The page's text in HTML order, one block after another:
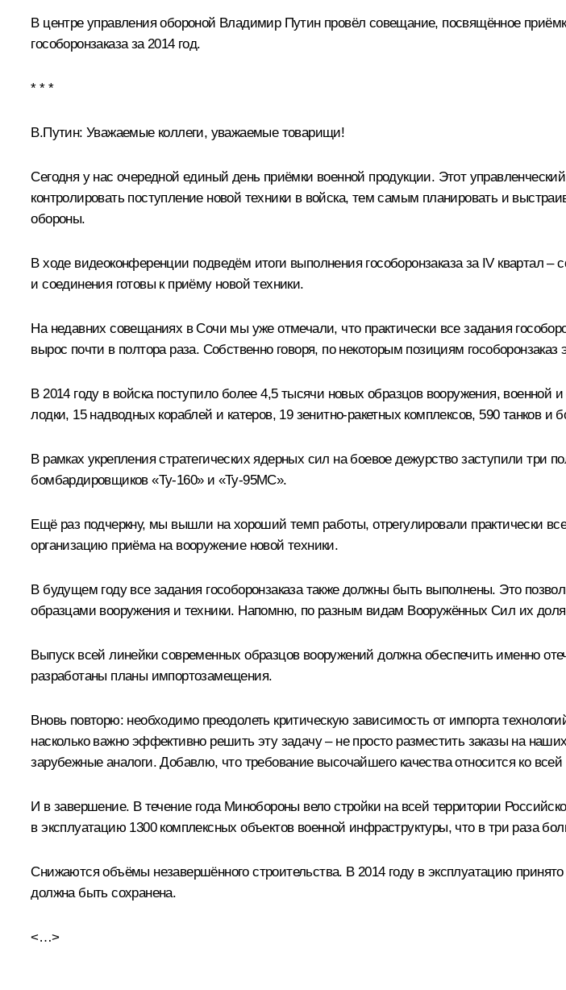
В центре управления обороной Владимир Путин провёл совещание, посвящённое
гособоронзаказа за 2014 год.
* * *
В.Путин: Уважаемые коллеги, уважаемые товарищи!
Сегодня у нас очередной единый день приёмки военной продукции. Этот
контролировать поступление новой техники в войска, тем самым планировать и
обороны.
В ходе видеоконференции подведём итоги выполнения гособоронзаказа за IV квартал –
и соединения готовы к приёму новой техники.
На недавних совещаниях в Сочи мы уже отмечали, что практически все задания
вырос почти в полтора раза. Собственно говоря, по некоторым позициям
В 2014 году в войска поступило более 4,5 тысячи новых образцов вооружения,
лодки, 15 надводных кораблей и катеров, 19 зенитно-ракетных комплексов, 590 танков
В рамках укрепления стратегических ядерных сил на боевое дежурство заступили три
бомбардировщиков «Ту-160» и «Ту-95МС».
Ещё раз подчеркну, мы вышли на хороший темп работы, отрегулировали практически
организацию приёма на вооружение новой техники.
В будущем году все задания гособоронзаказа также должны быть выполнены. Это
образцами вооружения и техники. Напомню, по разным видам Вооружённых Сил их доля
Выпуск всей линейки современных образцов вооружений должна обеспечить именно
разработаны планы импортозамещения.
Вновь повторю: необходимо преодолеть критическую зависимость от импорта
насколько важно эффективно решить эту задачу – не просто разместить заказы на
зарубежные аналоги. Добавлю, что требование высочайшего качества относится ко всей
И в завершение. В течение года Минобороны вело стройки на всей территории
в эксплуатацию 1300 комплексных объектов военной инфраструктуры, что в три раза
Снижаются объёмы незавершённого строительства. В 2014 году в эксплуатацию
должна быть сохранена.
<…>